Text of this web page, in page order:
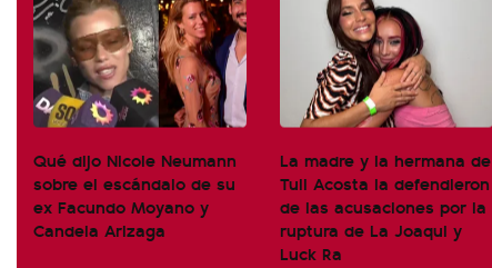
Qué dijo Nicole Neumann
sobre el escándalo de su
ex Facundo Moyano y
Candela Arizaga
La madre y la hermana de
Tuli Acosta la defendieron
de las acusaciones por la
ruptura de La Joaqui y
Luck Ra